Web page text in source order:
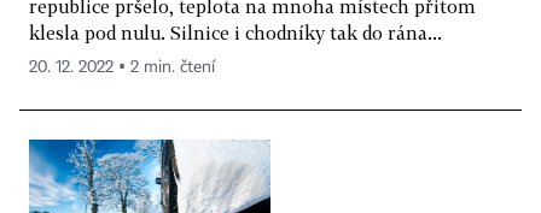
republice pršelo, teplota na mnoha místech přitom
klesla pod nulu. Silnice i chodníky tak do rána...
20. 12. 2022 ▪ 2 min. čtení